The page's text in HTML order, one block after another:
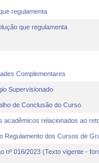
regulamenta
que regulamenta
Complementares
Supervisionado
de Conclusão do Curso
acadêmicos relacionados ao
Regulamento dos Cursos de
nº 016/2023 (Texto vigente -